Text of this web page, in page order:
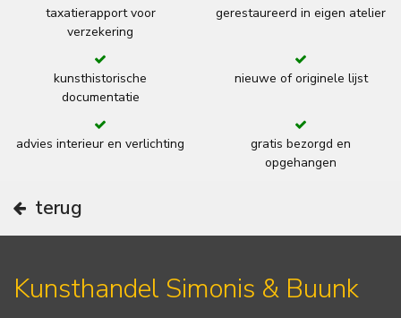
taxatierapport voor
verzekering
gerestaureerd in eigen atelier
kunsthistorische
documentatie
nieuwe of originele lijst
advies interieur en verlichting
gratis bezorgd en
opgehangen
terug
Kunsthandel Simonis & Buunk